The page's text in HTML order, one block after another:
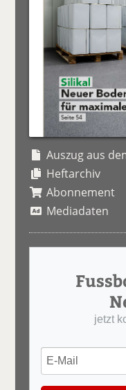
Auszug aus
Heftarchiv
Abonnement
Mediadaten
jetzt